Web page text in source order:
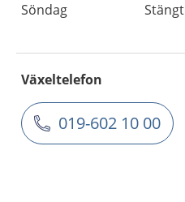
Söndag
Stängt
Växeltelefon
019-602 10 00